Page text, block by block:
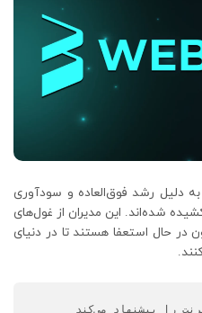
دلیل رشد فوق‌العاده و سودآوری
به سمت صنعت کریپتو و وب 3 کشیده شده‌اند. این مدیران از غول‌های
در حال استعفا هستند تا در دنیای